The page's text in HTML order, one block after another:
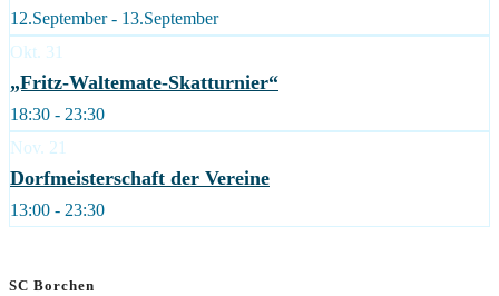
12.September - 13.September
Okt. 31
„Fritz-Waltemate-Skatturnier“
18:30 - 23:30
Nov. 21
Dorfmeisterschaft der Vereine
13:00 - 23:30
SC Borchen